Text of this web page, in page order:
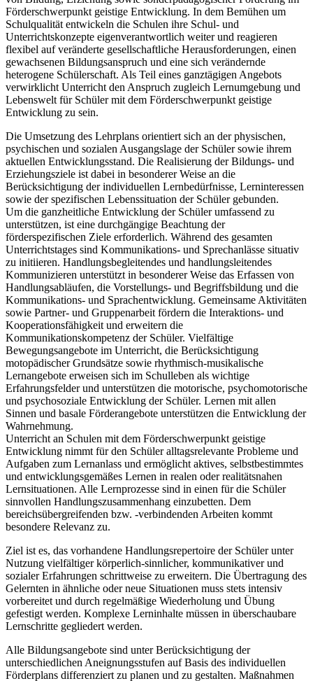
Förderschwerpunkt geistige Entwicklung. In dem Bemühen um
Schulqualität entwickeln die Schulen ihre Schul- und
Unterrichtskonzepte eigenverantwortlich weiter und reagieren
flexibel auf veränderte gesellschaftliche Herausforderungen, einen
gewachsenen Bildungsanspruch und eine sich verändernde
heterogene Schülerschaft. Als Teil eines ganztägigen Angebots
verwirklicht Unterricht den Anspruch zugleich Lernumgebung und
Lebenswelt für Schüler mit dem Förderschwerpunkt geistige
Entwicklung zu sein.
Die Umsetzung des Lehrplans orientiert sich an der physischen,
psychischen und sozialen Ausgangslage der Schüler sowie ihrem
aktuellen Entwicklungsstand. Die Realisierung der Bildungs- und
Erziehungsziele ist dabei in besonderer Weise an die
Berücksichtigung der individuellen Lernbedürfnisse, Lerninteressen
sowie der spezifischen Lebenssituation der Schüler gebunden.
Um die ganzheitliche Entwicklung der Schüler umfassend zu
unterstützen, ist eine durchgängige Beachtung der
förderspezifischen Ziele erforderlich. Während des gesamten
Unterrichtstages sind Kommunikations- und Sprechanlässe situativ
zu initiieren. Handlungsbegleitendes und handlungsleitendes
Kommunizieren unterstützt in besonderer Weise das Erfassen von
Handlungsabläufen, die Vorstellungs- und Begriffsbildung und die
Kommunikations- und Sprachentwicklung. Gemeinsame Aktivitäten
sowie Partner- und Gruppenarbeit fördern die Interaktions- und
Kooperationsfähigkeit und erweitern die
Kommunikationskompetenz der Schüler. Vielfältige
Bewegungsangebote im Unterricht, die Berücksichtigung
motopädischer Grundsätze sowie rhythmisch-musikalische
Lernangebote erweisen sich im Schulleben als wichtige
Erfahrungsfelder und unterstützen die motorische, psychomotorische
und psychosoziale Entwicklung der Schüler. Lernen mit allen
Sinnen und basale Förderangebote unterstützen die Entwicklung der
Wahrnehmung.
Unterricht an Schulen mit dem Förderschwerpunkt geistige
Entwicklung nimmt für den Schüler alltagsrelevante Probleme und
Aufgaben zum Lernanlass und ermöglicht aktives, selbstbestimmtes
und entwicklungsgemäßes Lernen in realen oder realitätsnahen
Lernsituationen. Alle Lernprozesse sind in einen für die Schüler
sinnvollen Handlungszusammenhang einzubetten. Dem
bereichsübergreifenden bzw. -verbindenden Arbeiten kommt
besondere Relevanz zu.
Ziel ist es, das vorhandene Handlungsrepertoire der Schüler unter
Nutzung vielfältiger körperlich-sinnlicher, kommunikativer und
sozialer Erfahrungen schrittweise zu erweitern. Die Übertragung des
Gelernten in ähnliche oder neue Situationen muss stets intensiv
vorbereitet und durch regelmäßige Wiederholung und Übung
gefestigt werden. Komplexe Lerninhalte müssen in überschaubare
Lernschritte gegliedert werden.
Alle Bildungsangebote sind unter Berücksichtigung der
unterschiedlichen Aneignungsstufen auf Basis des individuellen
Förderplans differenziert zu planen und zu gestalten. Maßnahmen